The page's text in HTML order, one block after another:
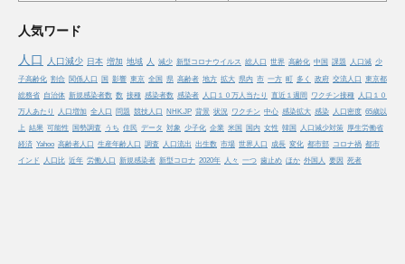
人気ワード
人口
人口減少 日本 増加 地域 人 減少 新型コロナウイルス 総人口 世界 高齢化 中国 課題 人口減 少
子高齢化 割合 関係人口 国 影響 東京 全国 県 高齢者 地方 拡大 県内 市 一方 町 多く 政府 交流人口 東京都
総務省 自治体 新規感染者数 数 接種 感染者数 感染者 人口１０万人当たり 直近１週間 ワクチン接種 人口１０
万人あたり
人口増加 全人口 問題 競技人口 NHK.JP 背景 状況 ワクチン 中心 感染拡大 感染 人口密度 65歳以
上 結果 可能性 国勢調査 うち 住民 データ 対象 少子化 企業 米国 国内 女性 韓国 人口減少対策
厚生労働省
経済 Yahoo 高齢者人口 生産年齢人口 調査 人口流出 出生数 市場 世界人口 成長 変化 都市部 コロナ禍 都市
インド
人口比 近年 労働人口 新規感染者 新型コロナ 2020年 人々 一つ 歯止め ほか 外国人 要因 死者